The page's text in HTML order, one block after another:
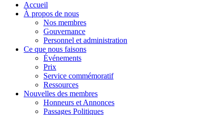
Accueil
À propos de nous
Nos membres
Gouvernance
Personnel et administration
Ce que nous faisons
Événements
Prix
Service commémoratif
Ressources
Nouvelles des membres
Honneurs et Annonces
Passages Politiques